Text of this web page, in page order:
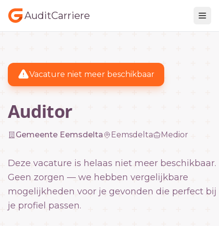
AuditCarriere
Vacature niet meer beschikbaar
Auditor
Gemeente Eemsdelta Eemsdelta Medior
Deze vacature is helaas niet meer beschikbaar.
Geen zorgen — we hebben vergelijkbare
mogelijkheden voor je gevonden die perfect bij
je profiel passen.